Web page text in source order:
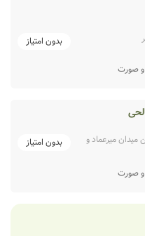
بدون امتیاز
صورت
میدان میرعماد و
بدون امتیاز
صورت